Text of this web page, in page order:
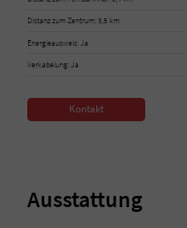
Distanz zum Zentrum: 3,5 km
Energieausweis: Ja
Verkabelung: Ja
Kontakt
Ausstattung